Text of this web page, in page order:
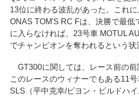
13位に終わる波乱があった。これ
ONAS TOM'S RC Fは、決勝で最低
に入らなければ、23号車 MOTUL
でチャンピオンを奪われるという状
GT300に関しては、レース前の前
このレースのウィナーでもある11
SLS（平中克幸/ビヨン・ビルドハ